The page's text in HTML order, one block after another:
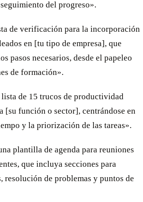
del progreso».
de verificación para la incorporación
en [tu tipo de empresa], que
pasos necesarios, desde el papeleo
de formación».
lista de 15 trucos de productividad
[su función o sector], centrándose en
y la priorización de las tareas».
plantilla de agenda para reuniones
que incluya secciones para
resolución de problemas y puntos de